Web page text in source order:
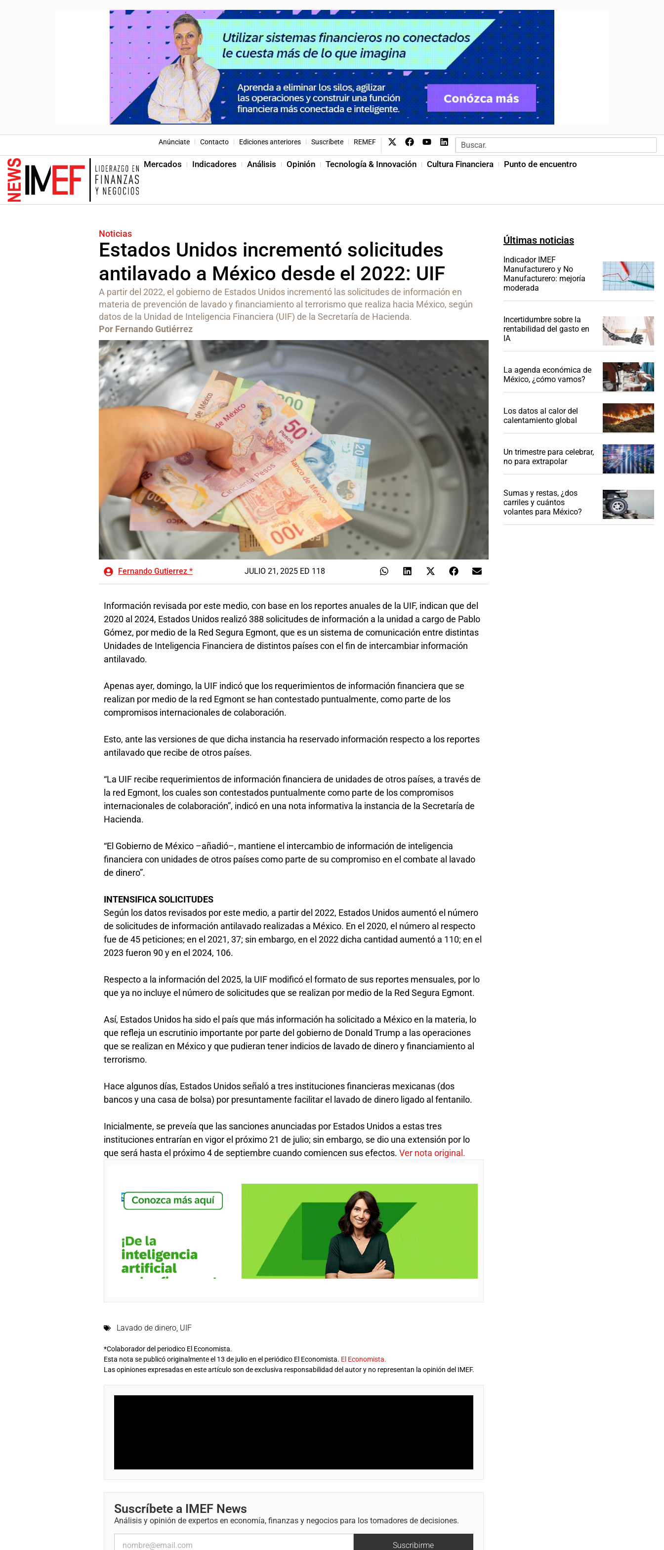
Anúnciate Contacto Ediciones anteriores Suscríbete REMEF
Mercados Indicadores Análisis Opinión Tecnología & Innovación Cultura Financiera Punto de encuentro
Noticias
Estados Unidos incrementó solicitudes
antilavado a México desde el 2022: UIF
A partir del 2022, el gobierno de Estados Unidos incrementó las solicitudes de información en
materia de prevención de lavado y financiamiento al terrorismo que realiza hacia México, según
datos de la Unidad de Inteligencia Financiera (UIF) de la Secretaría de Hacienda.
Por Fernando Gutiérrez
Fernando Gutierrez * JULIO 21, 2025 ED 118
Información revisada por este medio, con base en los reportes anuales de la UIF, indican que del
2020 al 2024, Estados Unidos realizó 388 solicitudes de información a la unidad a cargo de Pablo
Gómez, por medio de la Red Segura Egmont, que es un sistema de comunicación entre distintas
Unidades de Inteligencia Financiera de distintos países con el fin de intercambiar información
antilavado.
Apenas ayer, domingo, la UIF indicó que los requerimientos de información financiera que se
realizan por medio de la red Egmont se han contestado puntualmente, como parte de los
compromisos internacionales de colaboración.
Esto, ante las versiones de que dicha instancia ha reservado información respecto a los reportes
antilavado que recibe de otros países.
“La UIF recibe requerimientos de información financiera de unidades de otros países, a través de
la red Egmont, los cuales son contestados puntualmente como parte de los compromisos
internacionales de colaboración”, indicó en una nota informativa la instancia de la Secretaría de
Hacienda.
“El Gobierno de México –añadió–, mantiene el intercambio de información de inteligencia
financiera con unidades de otros países como parte de su compromiso en el combate al lavado
de dinero”.
INTENSIFICA SOLICITUDES
Según los datos revisados por este medio, a partir del 2022, Estados Unidos aumentó el número
de solicitudes de información antilavado realizadas a México. En el 2020, el número al respecto
fue de 45 peticiones; en el 2021, 37; sin embargo, en el 2022 dicha cantidad aumentó a 110; en el
2023 fueron 90 y en el 2024, 106.
Respecto a la información del 2025, la UIF modificó el formato de sus reportes mensuales, por lo
que ya no incluye el número de solicitudes que se realizan por medio de la Red Segura Egmont.
Así, Estados Unidos ha sido el país que más información ha solicitado a México en la materia, lo
que refleja un escrutinio importante por parte del gobierno de Donald Trump a las operaciones
que se realizan en México y que pudieran tener indicios de lavado de dinero y financiamiento al
terrorismo.
Hace algunos días, Estados Unidos señaló a tres instituciones financieras mexicanas (dos
bancos y una casa de bolsa) por presuntamente facilitar el lavado de dinero ligado al fentanilo.
Inicialmente, se preveía que las sanciones anunciadas por Estados Unidos a estas tres
instituciones entrarían en vigor el próximo 21 de julio; sin embargo, se dio una extensión por lo
que será hasta el próximo 4 de septiembre cuando comiencen sus efectos.Ver nota original.
Lavado de dinero, UIF
*Colaborador del periodico El Economista.
Esta nota se publicó originalmente el 13 de julio en el periódico El Economista. El Economista.
Las opiniones expresadas en este artículo son de exclusiva responsabilidad del autor y no representan la opinión del IMEF.
Suscríbete a IMEF News
Análisis y opinión de expertos en economía, finanzas y negocios para los tomadores de decisiones.
Suscribirme
Últimas noticias
Indicador IMEF
Manufacturero y No
Manufacturero: mejoría
moderada
Incertidumbre sobre la
rentabilidad del gasto en
IA
La agenda económica de
México, ¿cómo vamos?
Los datos al calor del
calentamiento global
Un trimestre para celebrar,
no para extrapolar
Sumas y restas, ¿dos
carriles y cuántos
volantes para México?